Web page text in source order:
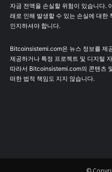
자금 전액을 손실할 위험이 있습니다.
래로 인해 발생할 수 있는 손실에 대한
인지하셔야 합니다.
Bitcoinsistemi.com은 뉴스 정보를 제
제공하거나 특정 프로젝트 및 디지털
따라서 Bitcoinsistemi.com의 콘텐츠
떠한 법적 책임도 지지 않습니다.